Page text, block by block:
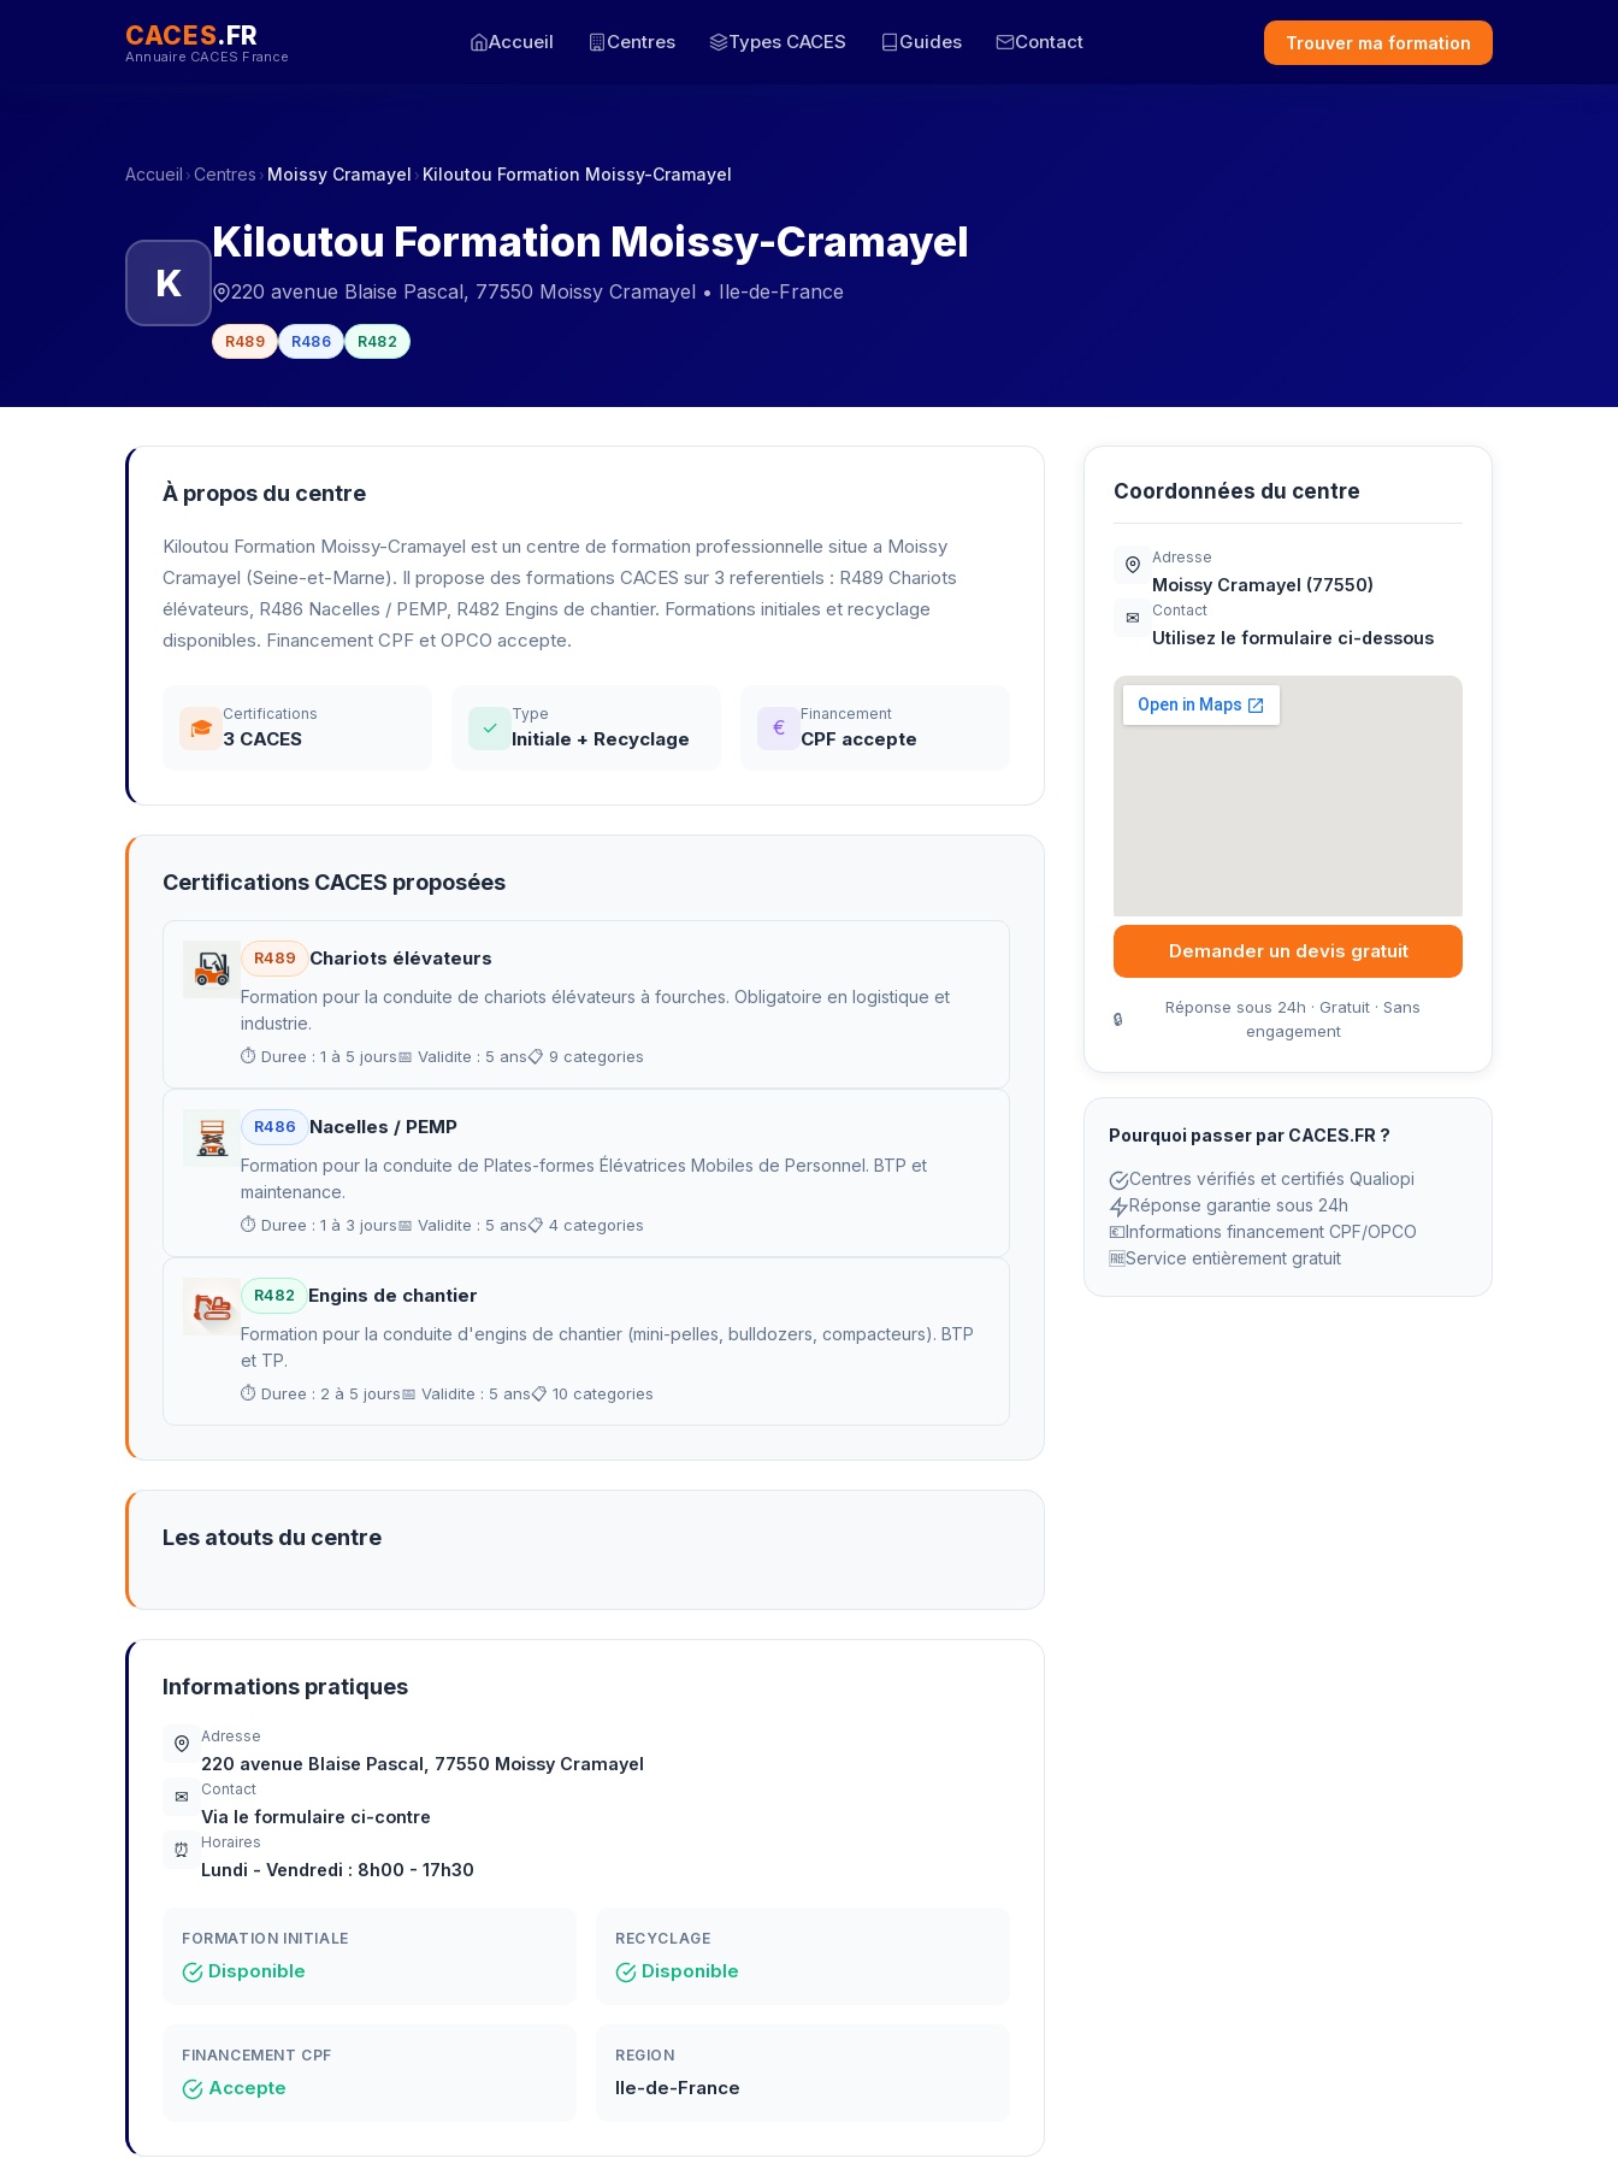
CACES.FR
Annuaire CACES France
Accueil Centres Types CACES Guides Contact Trouver ma formation
Accueil › Centres › Moissy Cramayel › Kiloutou Formation Moissy-Cramayel
K
Kiloutou Formation Moissy-Cramayel
220 avenue Blaise Pascal, 77550 Moissy Cramayel • Ile-de-France
R489 R486 R482
À propos du centre
Kiloutou Formation Moissy-Cramayel est un centre de formation professionnelle situe a Moissy
Cramayel (Seine-et-Marne). Il propose des formations CACES sur 3 referentiels : R489 Chariots
élévateurs, R486 Nacelles / PEMP, R482 Engins de chantier. Formations initiales et recyclage
disponibles. Financement CPF et OPCO accepte.
🎓
Certifications
3 CACES ✓
Type
Initiale + Recyclage €
Financement
CPF accepte
Certifications CACES proposées
R489 Chariots élévateurs
Formation pour la conduite de chariots élévateurs à fourches. Obligatoire en logistique et
industrie.
⏱ Duree : 1 à 5 jours📅 Validite : 5 ans📋 9 categories
R486 Nacelles / PEMP
Formation pour la conduite de Plates-formes Élévatrices Mobiles de Personnel. BTP et
maintenance.
⏱ Duree : 1 à 3 jours📅 Validite : 5 ans📋 4 categories
R482 Engins de chantier
Formation pour la conduite d'engins de chantier (mini-pelles, bulldozers, compacteurs). BTP
et TP.
⏱ Duree : 2 à 5 jours📅 Validite : 5 ans📋 10 categories
Les atouts du centre
Informations pratiques
Adresse
220 avenue Blaise Pascal, 77550 Moissy Cramayel
✉
Contact
Via le formulaire ci-contre
⏰
Horaires
Lundi - Vendredi : 8h00 - 17h30
FORMATION INITIALE
Disponible
RECYCLAGE
Disponible
FINANCEMENT CPF
Accepte
REGION
Ile-de-France
Coordonnées du centre
Adresse
Moissy Cramayel (77550)
✉
Contact
Utilisez le formulaire ci-dessous
Demander un devis gratuit
🔒
Réponse sous 24h · Gratuit · Sans
engagement
Pourquoi passer par CACES.FR ?
Centres vérifiés et certifiés Qualiopi
Réponse garantie sous 24h
💶Informations financement CPF/OPCO
🆓Service entièrement gratuit